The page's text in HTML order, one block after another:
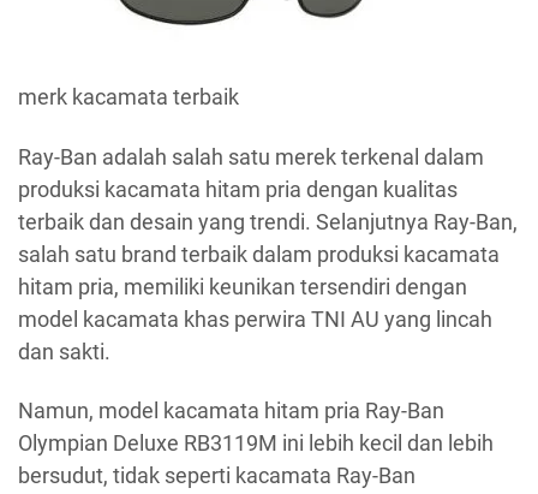
merk kacamata terbaik
Ray-Ban adalah salah satu merek terkenal dalam
produksi kacamata hitam pria dengan kualitas
terbaik dan desain yang trendi. Selanjutnya Ray-Ban,
salah satu brand terbaik dalam produksi kacamata
hitam pria, memiliki keunikan tersendiri dengan
model kacamata khas perwira TNI AU yang lincah
dan sakti.
Namun, model kacamata hitam pria Ray-Ban
Olympian Deluxe RB3119M ini lebih kecil dan lebih
bersudut, tidak seperti kacamata Ray-Ban